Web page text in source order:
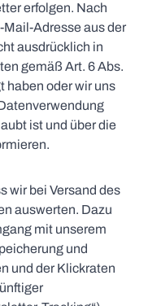
erfolgen. Nach
Adresse aus der
ausdrücklich in
gemäß Art. 6 Abs.
haben oder wir uns
ist und über die
wir bei Versand des
auswerten. Dazu
mit unserem
und
und der Klickraten